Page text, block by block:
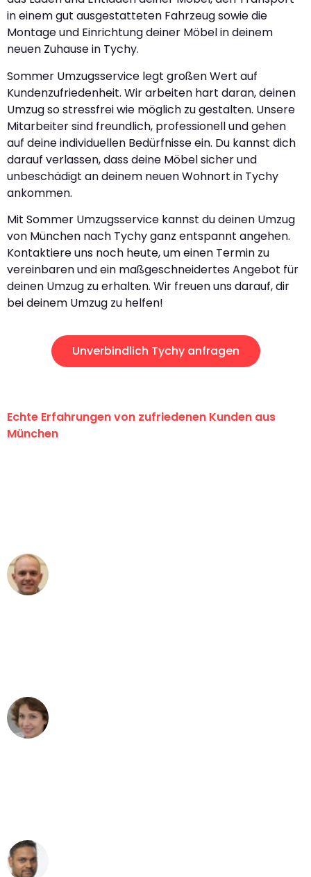
in einem gut ausgestatteten Fahrzeug sowie die
Montage und Einrichtung deiner Möbel in deinem
neuen Zuhause in Tychy.
Sommer Umzugsservice legt großen Wert auf
Kundenzufriedenheit. Wir arbeiten hart daran, deinen
Umzug so stressfrei wie möglich zu gestalten. Unsere
Mitarbeiter sind freundlich, professionell und gehen
auf deine individuellen Bedürfnisse ein. Du kannst dich
darauf verlassen, dass deine Möbel sicher und
unbeschädigt an deinem neuen Wohnort in Tychy
ankommen.
Mit Sommer Umzugsservice kannst du deinen Umzug
von München nach Tychy ganz entspannt angehen.
Kontaktiere uns noch heute, um einen Termin zu
vereinbaren und ein maßgeschneidertes Angebot für
deinen Umzug zu erhalten. Wir freuen uns darauf, dir
bei deinem Umzug zu helfen!
Unverbindlich Tychy anfragen
Echte Erfahrungen von zufriedenen Kunden aus
München